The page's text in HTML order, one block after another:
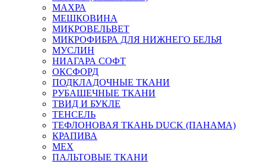
МАХРА
МЕШКОВИНА
МИКРОВЕЛЬВЕТ
МИКРОФИБРА ДЛЯ НИЖНЕГО БЕЛЬЯ
МУСЛИН
НИАГАРА СОФТ
ОКСФОРД
ПОДКЛАДОЧНЫЕ ТКАНИ
РУБАШЕЧНЫЕ ТКАНИ
ТВИД И БУКЛЕ
ТЕНСЕЛЬ
ТЕФЛОНОВАЯ ТКАНЬ DUCK (ПАНАМА)
КРАПИВА
МЕХ
ПАЛЬТОВЫЕ ТКАНИ